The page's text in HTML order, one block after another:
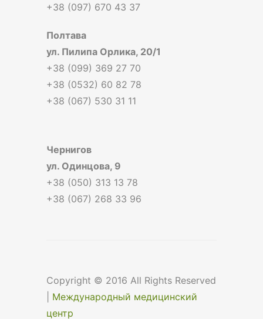
+38 (097) 670 43 37
Полтава
ул. Пилипа Орлика, 20/1
+38 (099) 369 27 70
+38 (0532) 60 82 78
+38 (067) 530 31 11
Чернигов
ул. Одинцова, 9
+38 (050) 313 13 78
+38 (067) 268 33 96
Copyright © 2016 All Rights Reserved
Международный медицинский
центр